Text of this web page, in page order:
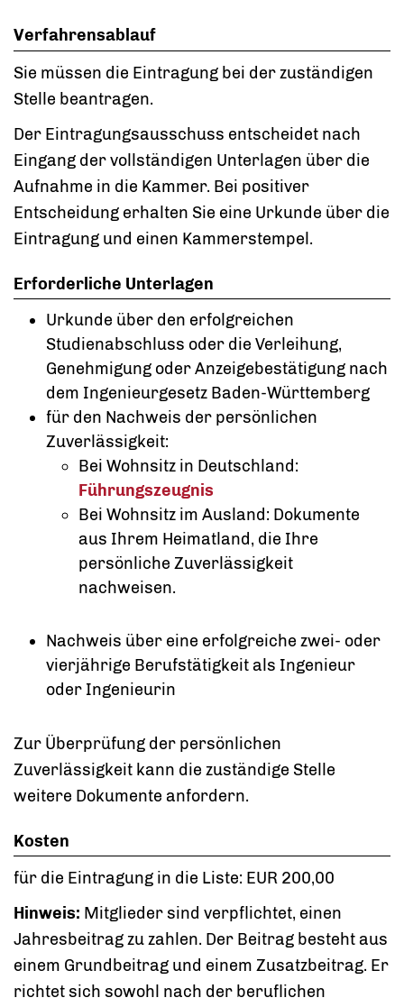
Verfahrensablauf
Sie müssen die Eintragung bei der zuständigen
Stelle beantragen.
Der Eintragungsausschuss entscheidet nach
Eingang der vollständigen Unterlagen über die
Aufnahme in die Kammer. Bei positiver
Entscheidung erhalten Sie eine Urkunde über die
Eintragung und einen Kammerstempel.
Erforderliche Unterlagen
Urkunde über den erfolgreichen
Studienabschluss oder die Verleihung,
Genehmigung oder Anzeigebestätigung nach
dem Ingenieurgesetz Baden-Württemberg
für den Nachweis der persönlichen
Zuverlässigkeit:
Bei Wohnsitz in Deutschland:
Führungszeugnis
Bei Wohnsitz im Ausland: Dokumente
aus Ihrem Heimatland, die Ihre
persönliche Zuverlässigkeit
nachweisen.
Nachweis über eine erfolgreiche zwei- oder
vierjährige Berufstätigkeit als Ingenieur
oder Ingenieurin
Zur Überprüfung der persönlichen
Zuverlässigkeit kann die zuständige Stelle
weitere Dokumente anfordern.
Kosten
für die Eintragung in die Liste: EUR 200,00
Hinweis: Mitglieder sind verpflichtet, einen
Jahresbeitrag zu zahlen. Der Beitrag besteht aus
einem Grundbeitrag und einem Zusatzbeitrag. Er
richtet sich sowohl nach der beruflichen